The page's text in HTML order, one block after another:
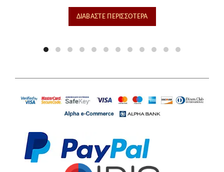
was:
€81.00.
τιμή
ΔΙΑΒΆΣΤΕ ΠΕΡΙΣΣΌΤΕΡΑ